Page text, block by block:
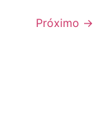
Próximo →